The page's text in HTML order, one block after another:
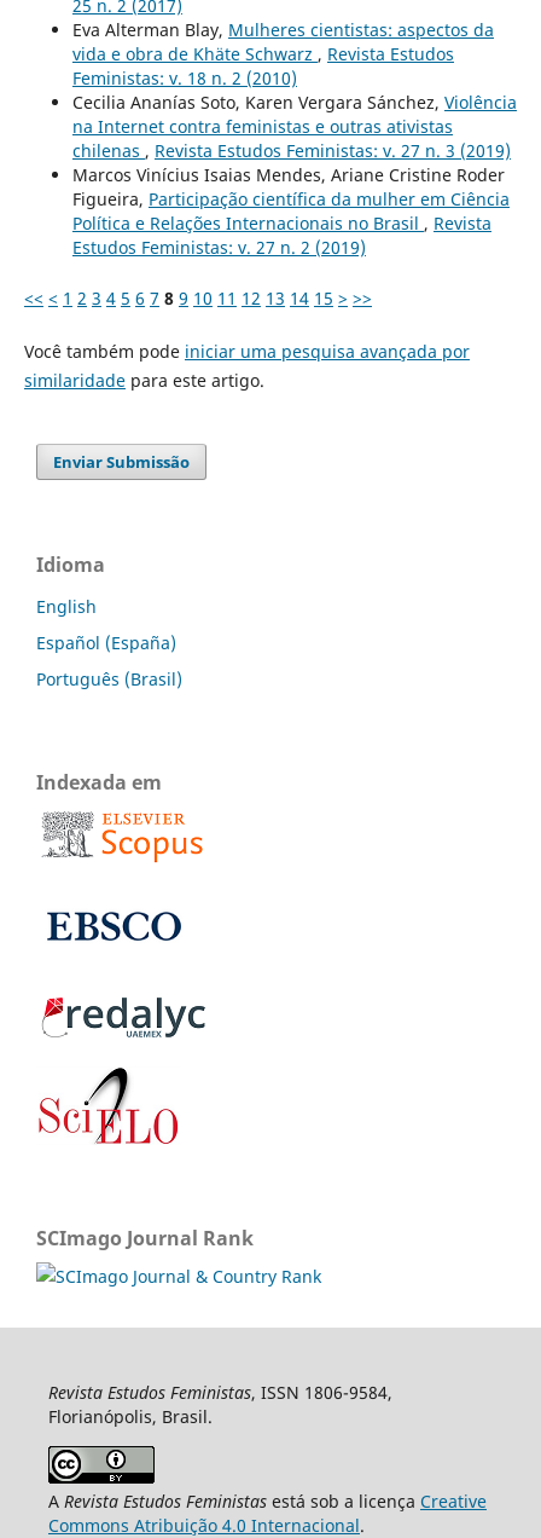
25 n. 2 (2017)
Eva Alterman Blay, Mulheres cientistas: aspectos da
vida e obra de Khäte Schwarz , Revista Estudos
Feministas: v. 18 n. 2 (2010)
Cecilia Ananías Soto, Karen Vergara Sánchez, Violência
na Internet contra feministas e outras ativistas
chilenas , Revista Estudos Feministas: v. 27 n. 3 (2019)
Marcos Vinícius Isaias Mendes, Ariane Cristine Roder
Figueira, Participação científica da mulher em Ciência
Política e Relações Internacionais no Brasil , Revista
Estudos Feministas: v. 27 n. 2 (2019)
<< < 1 2 3 4 5 6 7 8 9 10 11 12 13 14 15 > >>
Você também pode iniciar uma pesquisa avançada por
similaridadepara este artigo.
Enviar Submissão
Idioma
English
Español (España)
Português (Brasil)
Indexada em
SCImago Journal Rank
Revista Estudos Feministas, ISSN 1806-9584,
Florianópolis, Brasil.
A Revista Estudos Feministasestá sob a licença Creative
Commons Atribuição 4.0 Internacional.